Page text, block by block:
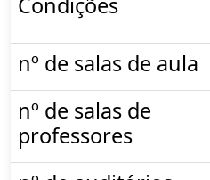
nº de salas de aula
nº de salas de
professores